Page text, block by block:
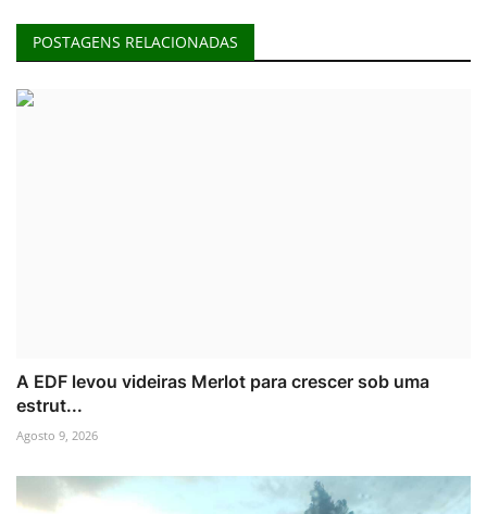
POSTAGENS RELACIONADAS
A EDF levou videiras Merlot para crescer sob uma
estrut...
Agosto 9, 2026